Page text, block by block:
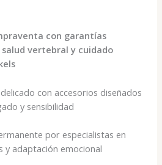
con garantías
vertebral y cuidado
con accesorios diseñados
y sensibilidad
por especialistas en
y adaptación emocional